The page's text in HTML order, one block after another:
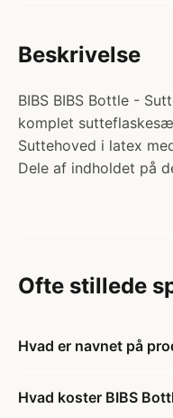
Beskrivelse
BIBS BIBS Bottle -
komplet
Suttehoved i latex
Dele af indholdet på
Ofte stillede
Hvad er navnet på
Hvad koster BIBS